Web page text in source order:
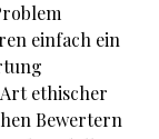
einfach ein
ethischer
Bewertern